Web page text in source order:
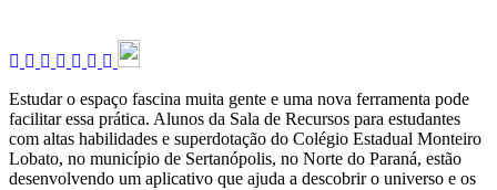
Estudar o espaço fascina muita gente e uma nova ferramenta pode
facilitar essa prática. Alunos da Sala de Recursos para estudantes
com altas habilidades e superdotação do Colégio Estadual Monteiro
Lobato, no município de Sertanópolis, no Norte do Paraná, estão
desenvolvendo um aplicativo que ajuda a descobrir o universo e os